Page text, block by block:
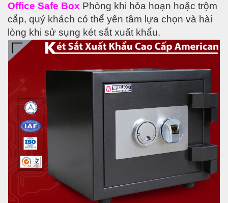
Office Safe Box Phòng khi hỏa hoạn hoặc trộm
cắp, quý khách có thể yên tâm lựa chọn và hài
lòng khi sử sụng két sắt xuất khẩu.